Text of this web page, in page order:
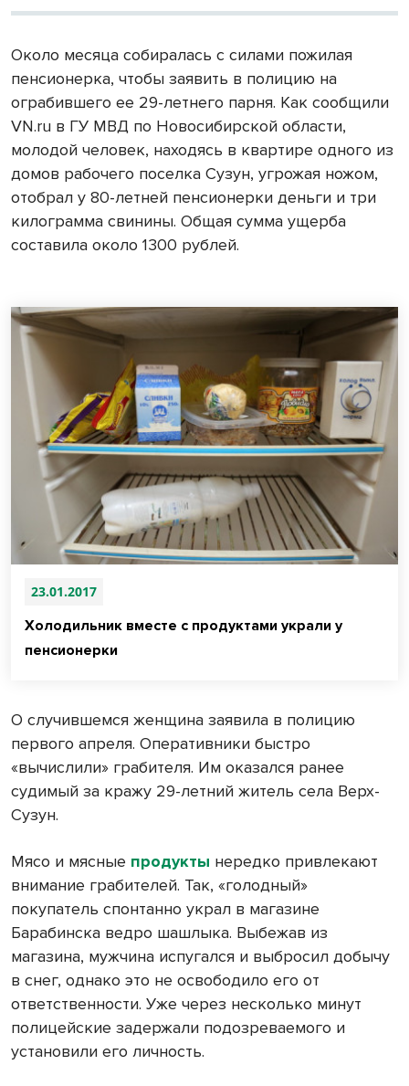
Около месяца собиралась с силами пожилая
пенсионерка, чтобы заявить в полицию на
ограбившего ее 29-летнего парня. Как сообщили
VN.ru в ГУ МВД по Новосибирской области,
молодой человек, находясь в квартире одного из
домов рабочего поселка Сузун, угрожая ножом,
отобрал у 80-летней пенсионерки деньги и три
килограмма свинины. Общая сумма ущерба
составила около 1300 рублей.
23.01.2017
Холодильник вместе с продуктами украли у
пенсионерки
О случившемся женщина заявила в полицию
первого апреля. Оперативники быстро
«вычислили» грабителя. Им оказался ранее
судимый за кражу 29-летний житель села Верх-
Сузун.
Мясо и мясные продукты нередко привлекают
внимание грабителей. Так, «голодный»
покупатель спонтанно украл в магазине
Барабинска ведро шашлыка. Выбежав из
магазина, мужчина испугался и выбросил добычу
в снег, однако это не освободило его от
ответственности. Уже через несколько минут
полицейские задержали подозреваемого и
установили его личность.